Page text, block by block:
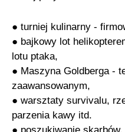
● turniej kulinarny -
● bajkowy lot
lotu ptaka,
● Maszyna Goldberga -
zaawansowanym,
● warsztaty survivalu,
parzenia kawy itd.
● poszukiwanie skarbów,